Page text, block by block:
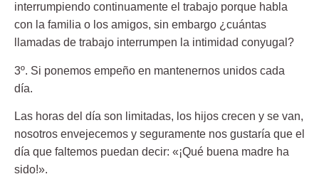
interrumpiendo continuamente el trabajo porque habla
con la familia o los amigos, sin embargo ¿cuántas
llamadas de trabajo interrumpen la intimidad conyugal?
3º. Si ponemos empeño en mantenernos unidos cada
día.
Las horas del día son limitadas, los hijos crecen y se van,
nosotros envejecemos y seguramente nos gustaría que el
día que faltemos puedan decir: «¡Qué buena madre ha
sido!».